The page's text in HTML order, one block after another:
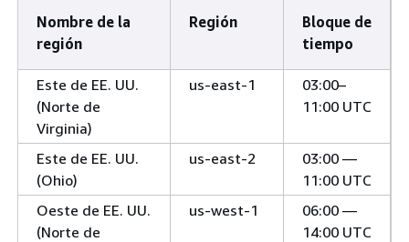
Nombre de la
región
Región
Bloque de
tiempo
Este de EE. UU.
(Norte de
Virginia)
us-east-1
03:00–
11:00 UTC
Este de EE. UU.
(Ohio)
us-east-2
03:00 —
11:00 UTC
Oeste de EE. UU.
(Norte de
us-west-1
06:00 —
14:00 UTC